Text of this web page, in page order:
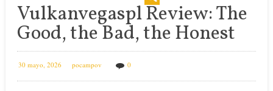
Vulkanvegaspl Review: The
Good, the Bad, the Honest
30 mayo, 2026 pocampov 0